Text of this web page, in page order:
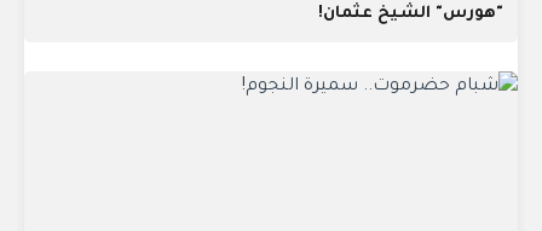
"هورس" الشيخ عثمان!